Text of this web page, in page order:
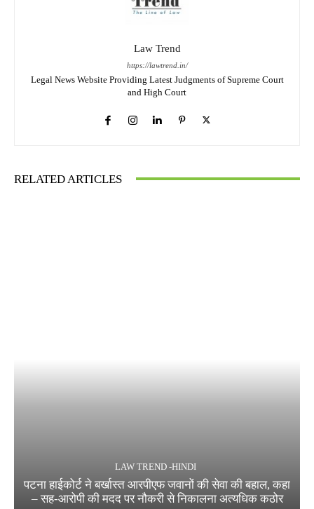
Law Trend
https://lawtrend.in/
Legal News Website Providing Latest Judgments of Supreme Court
and High Court
RELATED ARTICLES
LAW TREND -HINDI
पटना हाईकोर्ट ने बर्खास्त आरपीएफ जवानों की सेवा की बहाल, कहा
– सह-आरोपी की मदद पर नौकरी से निकालना अत्यधिक कठोर